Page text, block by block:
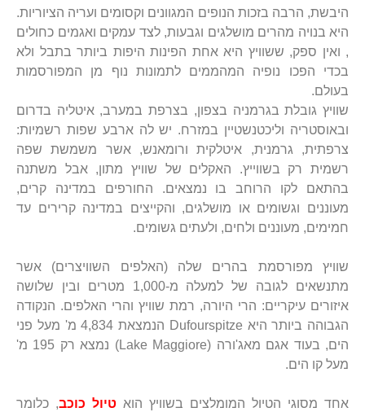
היבשת, הרבה בזכות הנופים המגוונים וקסומים ועריה הציוריות.
היא בנויה מהרים מושלגים וגבעות, לצד עמקים ואגמים כחולים
, ואין ספק, ששוויץ היא אחת הפינות היפות ביותר בתבל ולא
בכדי הפכו נופיה המהממים לתמונות נוף מן המפורסמות
בעולם.
שוויץ גובלת בגרמניה בצפון, בצרפת במערב, איטליה בדרום
ובאוסטריה וליכטנשטיין במזרח. יש לה ארבע שפות רשמיות:
צרפתית, גרמנית, איטלקית ורומאנש, אשר משמשת שפה
רשמית רק בשווייץ. האקלים של שוויץ מתון, אבל משתנה
בהתאם לקו הרוחב בו נמצאים. החורפים במדינה קרים,
מעוננים וגשומים או מושלגים, והקייצים במדינה קרירים עד
חמימים, מעוננים ולחים, ולעתים גשומים.
שוויץ מפורסמת בהרים שלה (האלפים השוויצרים) אשר
מתנשאים לגובה של למעלה מ-1,000 מטרים ובין שלושה
איזורים עיקריים: הרי היורה, רמת שוויץ והרי האלפים. הנקודה
הגבוהה ביותר היא Dufourspitze הנמצאת 4,834 מ' מעל פני
הים, בעוד אגם מאג'ורה (Lake Maggiore) נמצא רק 195 מ'
מעל קו הים.
אחד מסוגי הטיול המומלצים בשוויץ הוא טיול כוכב, כלומר